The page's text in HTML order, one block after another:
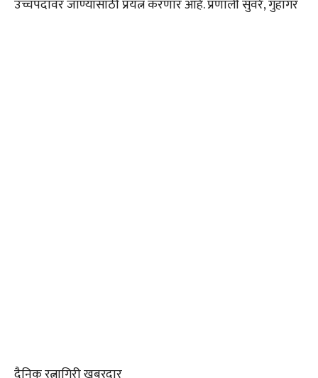
उच्चपदावर जाण्यासाठी प्रयत्न करणार आहे. प्रणाली सुवरे, गुहागर